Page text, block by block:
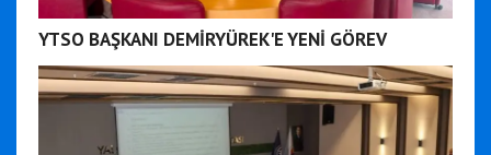
YTSO BAŞKANI DEMİRYÜREK'E YENİ GÖREV